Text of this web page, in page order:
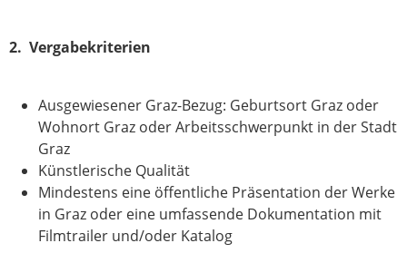
2. Vergabekriterien
Ausgewiesener Graz-Bezug: Geburtsort Graz oder
Wohnort Graz oder Arbeitsschwerpunkt in der Stadt
Graz
Künstlerische Qualität
Mindestens eine öffentliche Präsentation der Werke
in Graz oder eine umfassende Dokumentation mit
Filmtrailer und/oder Katalog